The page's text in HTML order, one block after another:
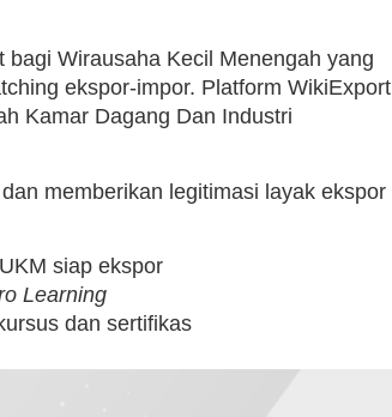
Wirausaha Kecil Menengah yang
ekspor-impor. Platform WikiExport
Kamar Dagang Dan Industri
memberikan legitimasi layak ekspor
siap ekspor
Learning
dan sertifikas